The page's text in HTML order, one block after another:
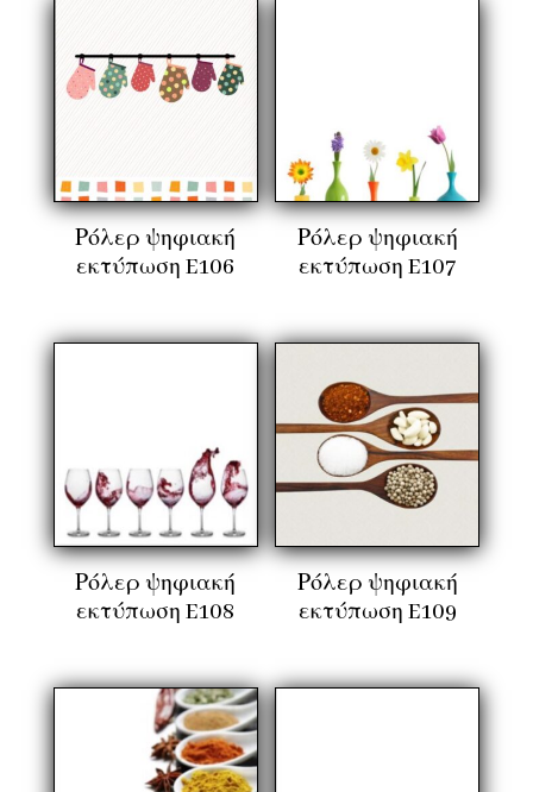
Ρόλερ ψηφιακή
εκτύπωση E106
Ρόλερ ψηφιακή
εκτύπωση E107
Ρόλερ ψηφιακή
εκτύπωση E108
Ρόλερ ψηφιακή
εκτύπωση E109